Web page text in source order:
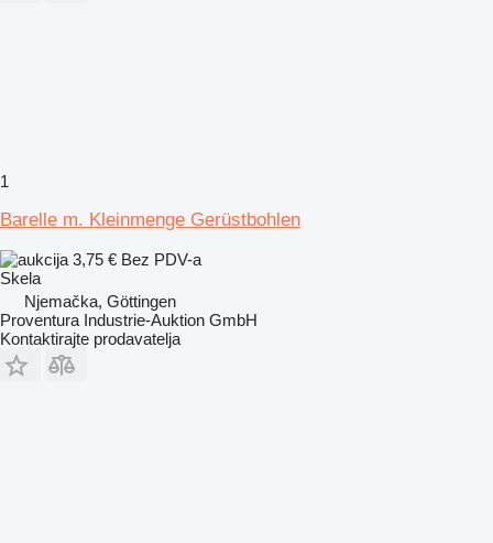
1
Barelle m. Kleinmenge Gerüstbohlen
3,75 € Bez PDV-a
Skela
Njemačka, Göttingen
Proventura Industrie-Auktion GmbH
Kontaktirajte prodavatelja